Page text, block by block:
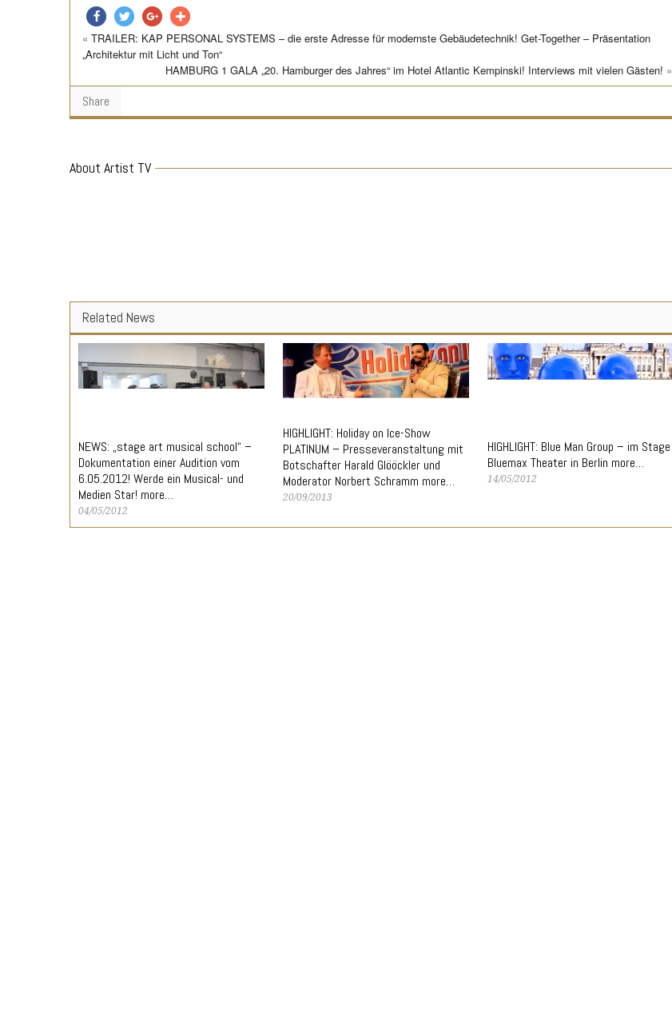
teilen twitternteilen teilen
« TRAILER: KAP PERSONAL SYSTEMS – die erste Adresse für modernste Gebäudetechnik! Get-Together – Präsentation
„Architektur mit Licht und Ton“
HAMBURG 1 GALA „20. Hamburger des Jahres“ im Hotel Atlantic Kempinski! Interviews mit vielen Gästen! »
Share
About Artist TV
Related News
NEWS: „stage art musical school“ –
Dokumentation einer Audition vom
6.05.2012! Werde ein Musical- und
Medien Star! more…
04/05/2012
HIGHLIGHT: Holiday on Ice-Show
PLATINUM – Presseveranstaltung mit
Botschafter Harald Glööckler und
Moderator Norbert Schramm more…
20/09/2013
HIGHLIGHT: Blue Man Group – im Stage
Bluemax Theater in Berlin more…
14/05/2012